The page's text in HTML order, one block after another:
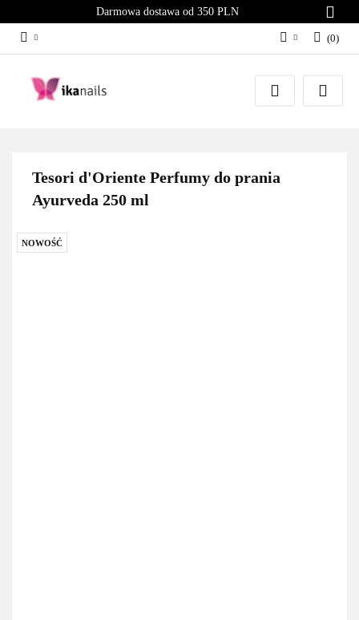
Darmowa dostawa od 350 PLN
Zaloguj się
Załóż konto
(0)
Tesori d'Oriente Perfumy do prania
Ayurveda 250 ml
NOWOŚĆ